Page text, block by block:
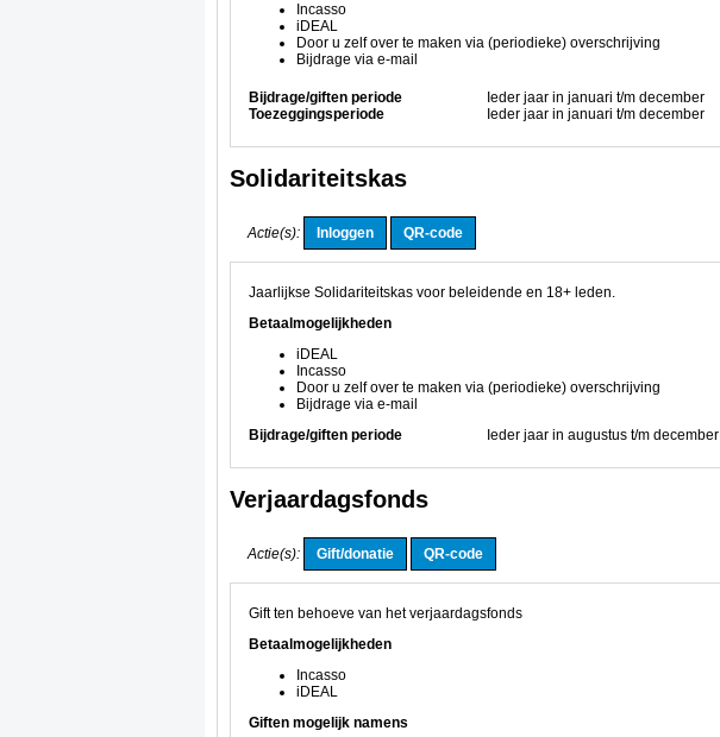
Incasso
iDEAL
Door u zelf over te maken via (periodieke) overschrijving
Bijdrage via e-mail
Bijdrage/giften periode
Ieder jaar in januari t/m december
Toezeggingsperiode
Ieder jaar in januari t/m december
Solidariteitskas
Actie(s):
Jaarlijkse Solidariteitskas voor beleidende en 18+ leden.
Betaalmogelijkheden
iDEAL
Incasso
Door u zelf over te maken via (periodieke) overschrijving
Bijdrage via e-mail
Bijdrage/giften periode
Ieder jaar in augustus t/m december
Verjaardagsfonds
Actie(s):
Gift ten behoeve van het verjaardagsfonds
Betaalmogelijkheden
Incasso
iDEAL
Giften mogelijk namens